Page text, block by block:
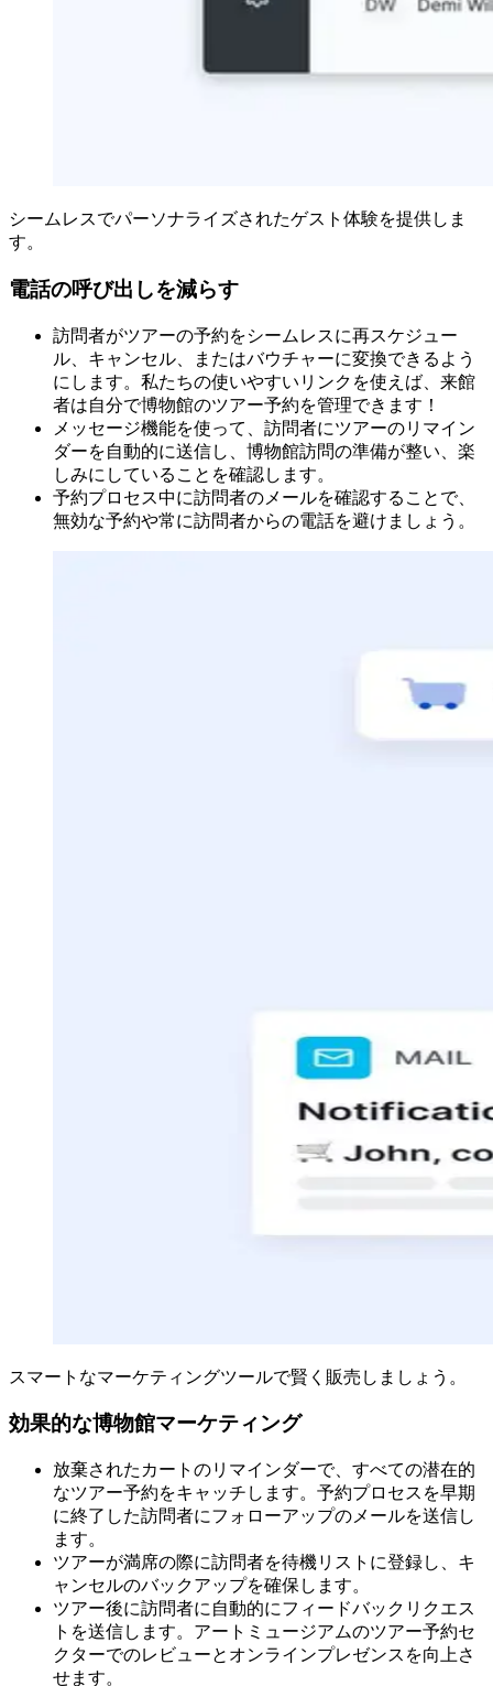
シームレスでパーソナライズされたゲスト体験を提供しま
す。
電話の呼び出しを減らす
訪問者がツアーの予約をシームレスに再スケジュー
ル、キャンセル、またはバウチャーに変換できるよう
にします。私たちの使いやすいリンクを使えば、来館
者は自分で博物館のツアー予約を管理できます！
メッセージ機能を使って、訪問者にツアーのリマイン
ダーを自動的に送信し、博物館訪問の準備が整い、楽
しみにしていることを確認します。
予約プロセス中に訪問者のメールを確認することで、
無効な予約や常に訪問者からの電話を避けましょう。
スマートなマーケティングツールで賢く販売しましょう。
効果的な博物館マーケティング
放棄されたカートのリマインダーで、すべての潜在的
なツアー予約をキャッチします。予約プロセスを早期
に終了した訪問者にフォローアップのメールを送信し
ます。
ツアーが満席の際に訪問者を待機リストに登録し、キ
ャンセルのバックアップを確保します。
ツアー後に訪問者に自動的にフィードバックリクエス
トを送信します。アートミュージアムのツアー予約セ
クターでのレビューとオンラインプレゼンスを向上さ
せます。